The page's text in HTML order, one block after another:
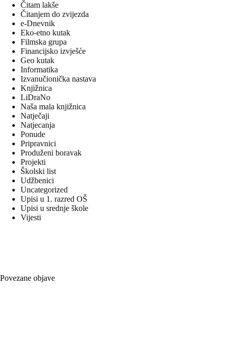
Čitam lakše
Čitanjem do zvijezda
e-Dnevnik
Eko-etno kutak
Filmska grupa
Financijsko izvješće
Geo kutak
Informatika
Izvanučionička nastava
Knjižnica
LiDraNo
Naša mala knjižnica
Natječaji
Natjecanja
Ponude
Pripravnici
Produženi boravak
Projekti
Školski list
Udžbenici
Uncategorized
Upisi u 1. razred OŠ
Upisi u srednje škole
Vijesti
Povezane objave